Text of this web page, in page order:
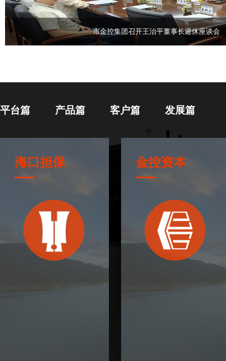
市金控集团召开王治平董事长退休座谈会
平台篇 产品篇 客户篇 发展篇
海口担保 金控资本